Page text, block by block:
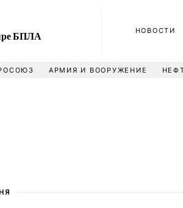
БПЛА НОВОСТИ
АРМИЯ И ВООРУЖЕНИЕ